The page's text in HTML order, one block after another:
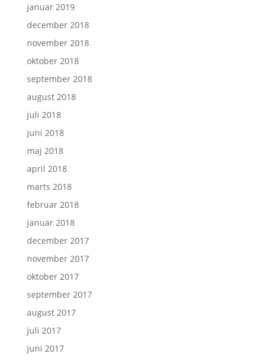
januar 2019
december 2018
november 2018
oktober 2018
september 2018
august 2018
juli 2018
juni 2018
maj 2018
april 2018
marts 2018
februar 2018
januar 2018
december 2017
november 2017
oktober 2017
september 2017
august 2017
juli 2017
juni 2017